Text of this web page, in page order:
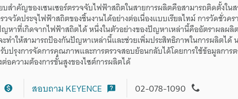
บสำคัญของเซนเซอร์ตรวจจับไฟฟ้าสถิตในสายการผลิตคือสามารถติดตั้งใน
วจวัดประจุไฟฟ้าสถิตของชิ้นงานได้อย่างต่อเนื่องแบบเรียลไทม์การวัดชั่วคร
หาที่เกิดจากไฟฟ้าสถิตได้หนึ่งในตัวอย่างของปัญหาเหล่านี้คืออัตราผลผลิต
ะทำให้สามารถป้องกันปัญหาเหล่านี้และช่วยเพิ่มประสิทธิภาพในการผลิตได้
บปรุงการจัดการคุณภาพและการตรวจสอบย้อนกลับได้โดยการใช้ข้อมูลการ
ต่อความต้องการขั้นสูงของไซต์การผลิตได้
สอบถาม KEYENCE 02-078-1090